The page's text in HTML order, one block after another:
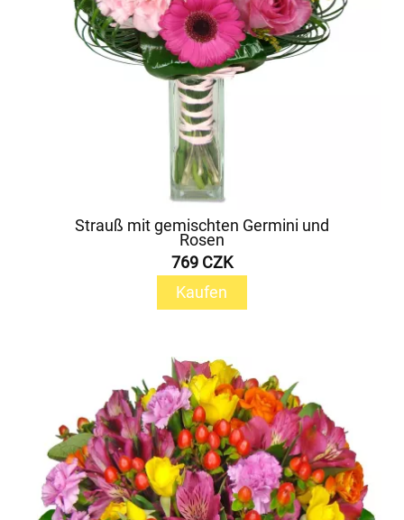
Strauß mit gemischten Germini und
Rosen
769 CZK
Kaufen